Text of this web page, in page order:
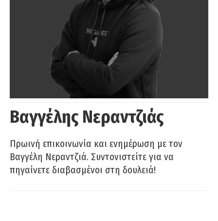
Βαγγέλης Νεραντζιάς
Πρωινή επικοινωνία και ενημέρωση με τον
Βαγγέλη Νεραντζιά. Συντονιστείτε για να
πηγαίνετε διαβασμένοι στη δουλειά!